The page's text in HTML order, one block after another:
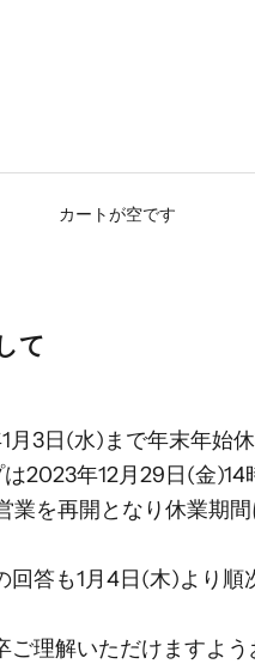
カートが空です
て
3日(水)まで年末年始
2023年12月29日(金)14
業を再開となり休業期
回答も1月4日(木)より順
理解いただけますよう